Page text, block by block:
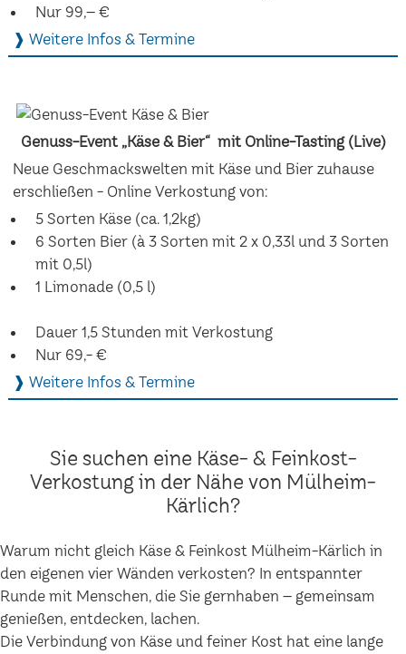
Nur 99,– €
❱ Weitere Infos & Termine
Genuss-Event „Käse & Bier“ mit Online-Tasting (Live)
Neue Geschmackswelten mit Käse und Bier zuhause
erschließen - Online Verkostung von:
5 Sorten Käse (ca. 1,2kg)
6 Sorten Bier (à 3 Sorten mit 2 x 0,33l und 3 Sorten
mit 0,5l)
1 Limonade (0,5 l)
Dauer 1,5 Stunden mit Verkostung
Nur 69,- €
❱ Weitere Infos & Termine
Sie suchen eine Käse- & Feinkost-
Verkostung in der Nähe von Mülheim-
Kärlich?
Warum nicht gleich Käse & Feinkost Mülheim-Kärlich in
den eigenen vier Wänden verkosten? In entspannter
Runde mit Menschen, die Sie gernhaben – gemeinsam
genießen, entdecken, lachen.
Die Verbindung von Käse und feiner Kost hat eine lange